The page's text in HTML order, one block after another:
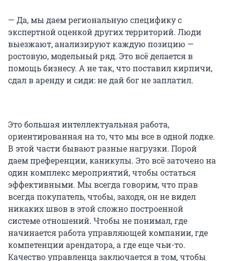
— Да, мы даем региональную специфику с
экспертной оценкой других территорий. Люди
выезжают, анализируют каждую позицию —
ростовую, модельный ряд. Это всё делается в
помощь бизнесу. А не так, что поставил кирпичи,
сдал в аренду и сиди: не дай бог не заплатил.
Это большая интеллектуальная работа,
ориентированная на то, что мы все в одной лодке.
В этой части бывают разные нагрузки. Порой
даем преференции, каникулы. Это всё заточено на
один комплекс мероприятий, чтобы остаться
эффективными. Мы всегда говорим, что прав
всегда покупатель, чтобы, заходя, он не видел
никаких швов в этой сложно построенной
системе отношений. Чтобы не понимал, где
начинается работа управляющей компании, где
компетенции арендатора, а где еще чьи-то.
Качество управленца заключается в том, чтобы